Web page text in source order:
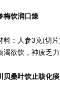
饮润口燥
人参3克(切片)
渴欲饮，神疲乏力
桑叶饮止咳化痰